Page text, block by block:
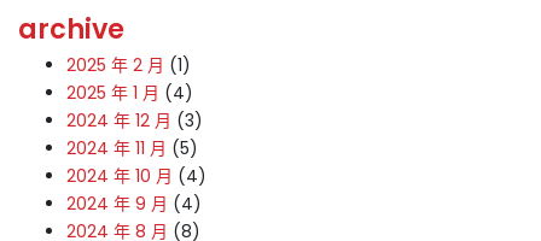
archive
2025 年 2 月 (1)
2025 年 1 月 (4)
2024 年 12 月 (3)
2024 年 11 月 (5)
2024 年 10 月 (4)
2024 年 9 月 (4)
2024 年 8 月 (8)